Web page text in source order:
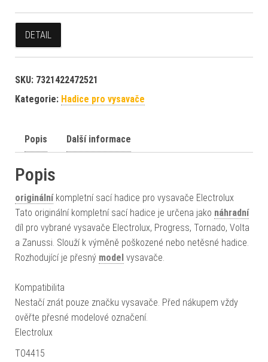
DETAIL
SKU: 7321422472521
Kategorie: Hadice pro vysavače
Popis Další informace
Popis
originálníkompletní sací hadice pro vysavače Electrolux
Tato originální kompletní sací hadice je určena jako náhradní
díl pro vybrané vysavače Electrolux, Progress, Tornado, Volta
a Zanussi. Slouží k výměně poškozené nebo netěsné hadice.
Rozhodující je přesný model vysavače.
Kompatibilita
Nestačí znát pouze značku vysavače. Před nákupem vždy
ověřte přesné modelové označení.
Electrolux
TO4415